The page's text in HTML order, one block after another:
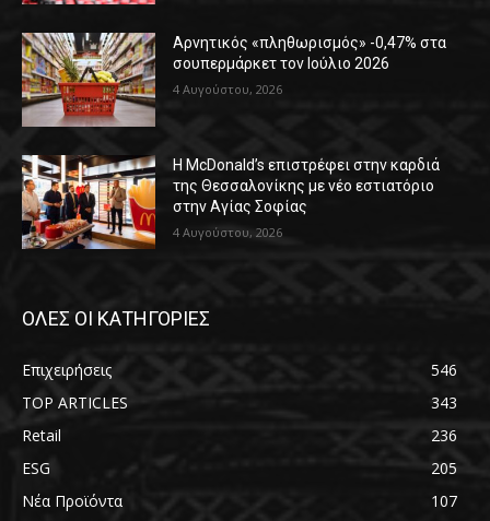
Αρνητικός «πληθωρισμός» -0,47% στα
σουπερμάρκετ τον Ιούλιο 2026
4 Αυγούστου, 2026
Η McDonald’s επιστρέφει στην καρδιά
της Θεσσαλονίκης με νέο εστιατόριο
στην Αγίας Σοφίας
4 Αυγούστου, 2026
ΟΛΕΣ ΟΙ ΚΑΤΗΓΟΡΙΕΣ
Επιχειρήσεις
546
TOP ARTICLES
343
Retail
236
ESG
205
Νέα Προϊόντα
107